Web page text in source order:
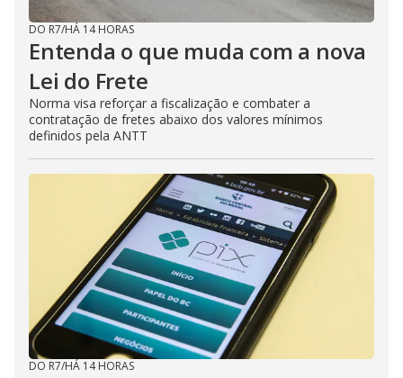
DO R7/HÁ 14 HORAS
Entenda o que muda com a nova
Lei do Frete
Norma visa reforçar a fiscalização e combater a
contratação de fretes abaixo dos valores mínimos
definidos pela ANTT
DO R7/HÁ 14 HORAS